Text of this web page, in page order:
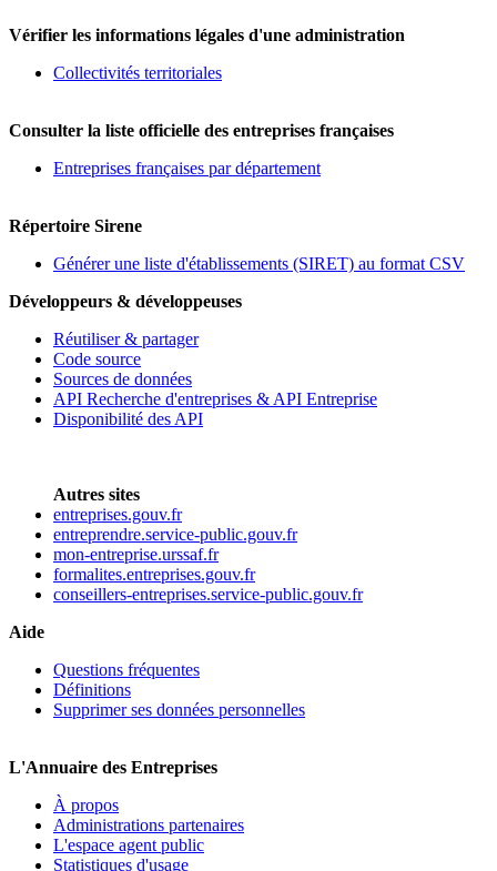
Vérifier les informations légales d'une administration
Collectivités territoriales
Consulter la liste officielle des entreprises françaises
Entreprises françaises par département
Répertoire Sirene
Générer une liste d'établissements (SIRET) au format CSV
Développeurs & développeuses
Réutiliser & partager
Code source
Sources de données
API Recherche d'entreprises & API Entreprise
Disponibilité des API
Autres sites
entreprises.gouv.fr
entreprendre.service-public.gouv.fr
mon-entreprise.urssaf.fr
formalites.entreprises.gouv.fr
conseillers-entreprises.service-public.gouv.fr
Aide
Questions fréquentes
Définitions
Supprimer ses données personnelles
L'Annuaire des Entreprises
À propos
Administrations partenaires
L'espace agent public
Statistiques d'usage